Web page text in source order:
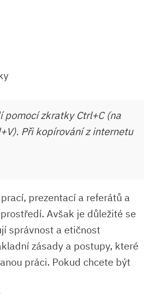
zkratky Ctrl+C (na
Při kopírování z internetu
prezentací a referátů a
Avšak je důležité se
správnost a etičnost
zásady a postupy, které
práci. Pokud chcete být